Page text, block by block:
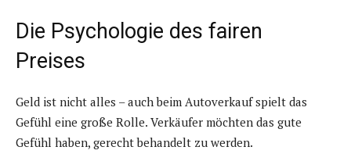
Die Psychologie des fairen
Preises
Geld ist nicht alles – auch beim Autoverkauf spielt das
Gefühl eine große Rolle. Verkäufer möchten das gute
Gefühl haben, gerecht behandelt zu werden.